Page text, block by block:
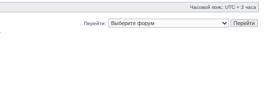
Часовой пояс: UTC + 3 часа
Перейти: